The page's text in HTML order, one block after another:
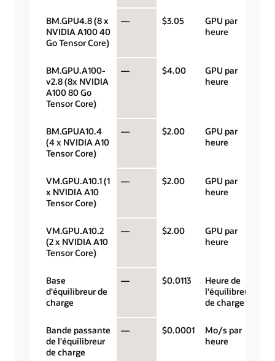
BM.GPU4.8 (8 x
NVIDIA A100 40
Go Tensor Core)
— $3.05
GPU par
heure
BM.GPU.A100-
v2.8 (8x NVIDIA
A100 80 Go
Tensor Core)
— $4.00
GPU par
heure
BM.GPUA10.4
(4 x NVIDIA A10
Tensor Core)
— $2.00
GPU par
heure
VM.GPU.A10.1 (1
x NVIDIA A10
Tensor Core)
— $2.00
GPU par
heure
VM.GPU.A10.2
(2 x NVIDIA A10
Tensor Core)
— $2.00
GPU par
heure
Base
d'équilibreur de
charge
— $0.0113
Heure de
l'équilibreur
de charge
Bande passante
de l'équilibreur
de charge
— $0.0001
Mo/s par
heure